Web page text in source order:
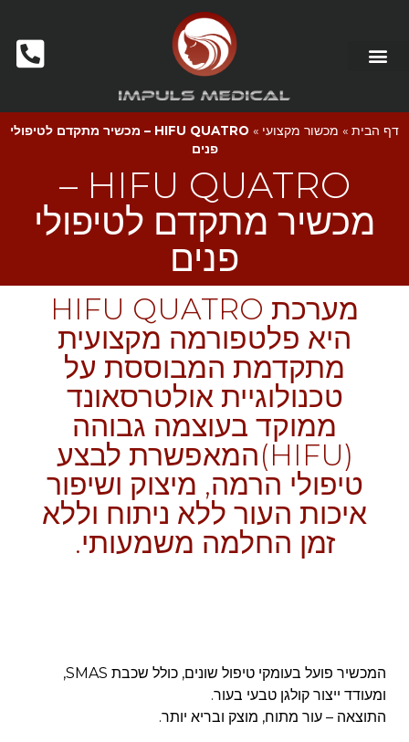
דף הבית » מכשור מקצועי »
HIFU QUATRO – מכשיר מתקדם לטיפולי
פנים
HIFU QUATRO –
מכשיר מתקדם לטיפולי
פנים
מערכת HIFU QUATRO
היא פלטפורמה מקצועית
מתקדמת המבוססת על
טכנולוגיית אולטרסאונד
ממוקד בעוצמה גבוהה
(HIFU)המאפשרת לבצע
טיפולי הרמה, מיצוק ושיפור
איכות העור ללא ניתוח וללא
זמן החלמה משמעותי.
המכשיר פועל בעומקי טיפול שונים, כולל שכבת SMAS,
ומעודד ייצור קולגן טבעי בעור.
התוצאה – עור מתוח, מוצק ובריא יותר.